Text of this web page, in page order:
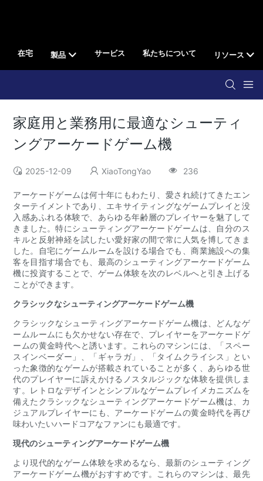
在宅 製品 サービス 私たちについて リソース
家庭用と業務用に最適なシューティ
ングアーケードゲーム機
2025-12-09 XiaoTongYao 236
アーケードゲームは何十年にもわたり、愛され続けてきたエン
ターテイメントであり、エキサイティングなゲームプレイと没
入感あふれる体験で、あらゆる年齢層のプレイヤーを魅了して
きました。特にシューティングアーケードゲームは、自分のス
キルと反射神経を試したい愛好家の間で常に人気を博してきま
した。自宅にゲームルームを設ける場合でも、商業施設への集
客を目指す場合でも、最高のシューティングアーケードゲーム
機に投資することで、ゲーム体験を次のレベルへと引き上げる
ことができます。
クラシックなシューティングアーケードゲーム機
クラシックなシューティングアーケードゲーム機は、どんなゲ
ームルームにも欠かせない存在で、プレイヤーをアーケードゲ
ームの黄金時代へと誘います。これらのマシンには、「スペー
スインベーダー」、「ギャラガ」、「タイムクライシス」とい
った象徴的なゲームが搭載されていることが多く、あらゆる世
代のプレイヤーに訴えかけるノスタルジックな体験を提供しま
す。レトロなデザインとシンプルなゲームプレイメカニズムを
備えたクラシックなシューティングアーケードゲーム機は、カ
ジュアルプレイヤーにも、アーケードゲームの黄金時代を再び
味わいたいハードコアなファンにも最適です。
現代のシューティングアーケードゲーム機
より現代的なゲーム体験を求めるなら、最新のシューティング
アーケードゲーム機がおすすめです。これらのマシンは、最先